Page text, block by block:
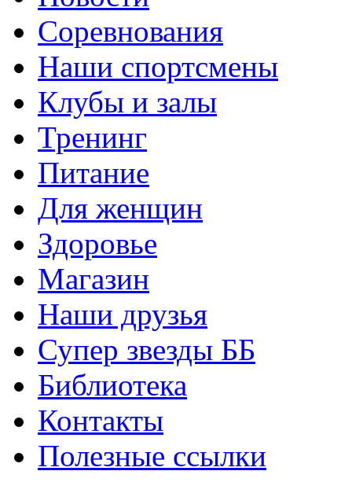
Соревнования
Наши спортсмены
Клубы и залы
Тренинг
Питание
Для женщин
Здоровье
Магазин
Наши друзья
Супер звезды ББ
Библиотека
Контакты
Полезные ссылки